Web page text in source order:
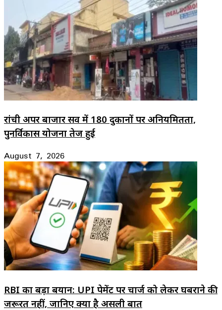
रांची अपर बाजार सर्वे में 180 दुकानों पर अनियमितता,
पुनर्विकास योजना तेज हुई
August 7, 2026
RBI का बड़ा बयान: UPI पेमेंट पर चार्ज को लेकर घबराने की
जरूरत नहीं, जानिए क्या है असली बात